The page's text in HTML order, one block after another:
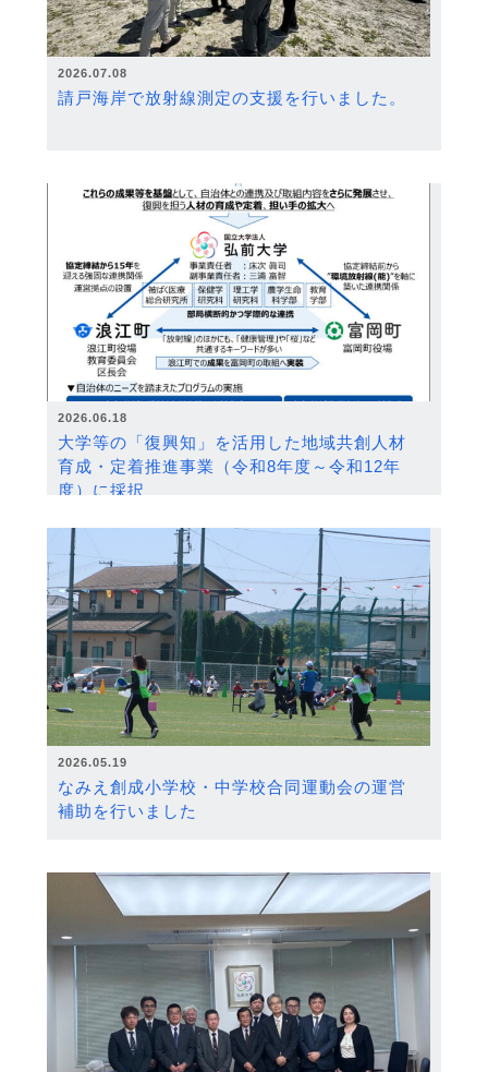
2026.07.08
請戸海岸で放射線測定の支援を行いました。
2026.06.18
大学等の「復興知」を活用した地域共創人材
育成・定着推進事業（令和8年度～令和12年
度）に採択
2026.05.19
なみえ創成小学校・中学校合同運動会の運営
補助を行いました